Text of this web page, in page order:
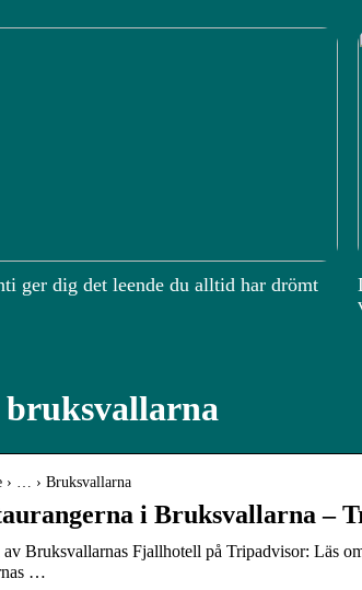
ger dig det leende du alltid har drömt
bruksvallarna
› … › Bruksvallarna
i Bruksvallarna –
av Bruksvallarnas Fjallhotell på Tripadvisor: Läs
…